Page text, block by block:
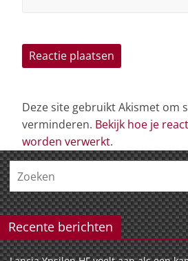
Deze site gebruikt Akismet om
verminderen. Bekijk hoe je
worden verwerkt.
Recente berichten